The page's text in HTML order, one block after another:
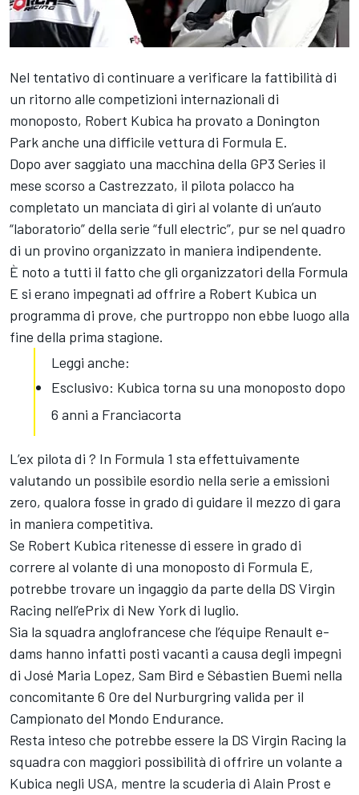
Nel tentativo di continuare a verificare la fattibilità di
un ritorno alle competizioni internazionali di
monoposto, Robert Kubica ha provato a Donington
Park anche una difficile vettura di Formula E.
Dopo aver saggiato una macchina della GP3 Series il
mese scorso a Castrezzato, il pilota polacco ha
completato un manciata di giri al volante di un’auto
“laboratorio” della serie “full electric”, pur se nel quadro
di un provino organizzato in maniera indipendente.
È noto a tutti il fatto che gli organizzatori della Formula
E si erano impegnati ad offrire a Robert Kubica un
programma di prove, che purtroppo non ebbe luogo alla
fine della prima stagione.
Leggi anche:
Esclusivo: Kubica torna su una monoposto dopo
6 anni a Franciacorta
L’ex pilota di ? In Formula 1 sta effettuivamente
valutando un possibile esordio nella serie a emissioni
zero, qualora fosse in grado di guidare il mezzo di gara
in maniera competitiva.
Se Robert Kubica ritenesse di essere in grado di
correre al volante di una monoposto di Formula E,
potrebbe trovare un ingaggio da parte della DS Virgin
Racing nell’ePrix di New York di luglio.
Sia la squadra anglofrancese che l’équipe Renault e-
dams hanno infatti posti vacanti a causa degli impegni
di José Maria Lopez, Sam Bird e Sébastien Buemi nella
concomitante 6 Ore del Nurburgring valida per il
Campionato del Mondo Endurance.
Resta inteso che potrebbe essere la DS Virgin Racing la
squadra con maggiori possibilità di offrire un volante a
Kubica negli USA, mentre la scuderia di Alain Prost e